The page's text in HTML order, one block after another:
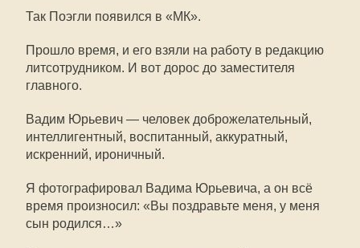
Так Поэгли появился в «МК».
Прошло время, и его взяли на работу в редакцию
литсотрудником. И вот дорос до заместителя
главного.
Вадим Юрьевич — человек доброжелательный,
интеллигентный, воспитанный, аккуратный,
искренний, ироничный.
Я фотографировал Вадима Юрьевича, а он всё
время произносил: «Вы поздравьте меня, у меня
сын родился…»